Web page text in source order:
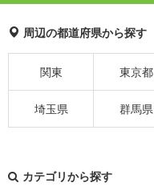
周辺の都道府県から探す
関東 東京都
埼玉県 群馬県
カテゴリから探す